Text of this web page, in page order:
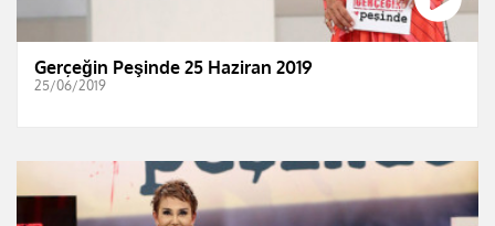
Gerçeğin Peşinde 25 Haziran 2019
25/06/2019